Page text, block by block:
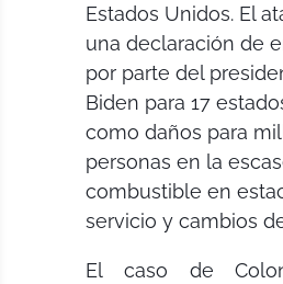
Estados Unidos. El
una declaración de
por parte del
Biden para 17
como daños para
personas en la
combustible en
servicio y cambios
El caso de